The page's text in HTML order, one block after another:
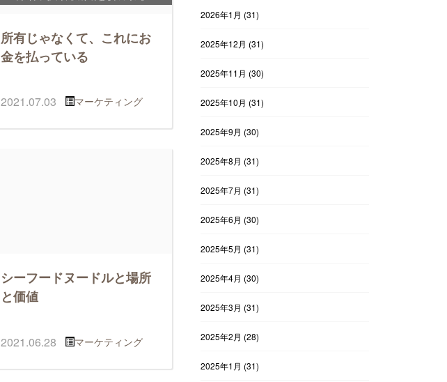
所有じゃなくて、これにお
金を払っている
2021.07.03 マーケティング
シーフードヌードルと場所
と価値
2021.06.28 マーケティング
2026年1月 (31)
2025年12月 (31)
2025年11月 (30)
2025年10月 (31)
2025年9月 (30)
2025年8月 (31)
2025年7月 (31)
2025年6月 (30)
2025年5月 (31)
2025年4月 (30)
2025年3月 (31)
2025年2月 (28)
2025年1月 (31)